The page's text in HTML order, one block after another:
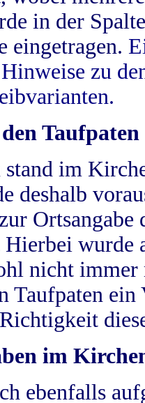
in der
eingetragen.
zu
Taufpaten
im
deshalb
Hierbei wurde
nicht
Taufpaten
im
ebenfalls